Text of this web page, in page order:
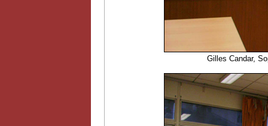
Gilles Candar,